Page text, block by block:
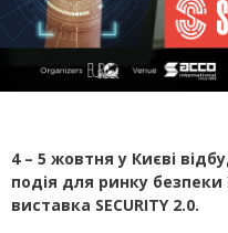
4 – 5 жовтня у Києві
подія для ринку
виставка SECURITY 2.0.